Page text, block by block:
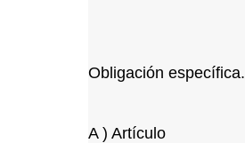
Obligación específica.
A ) Artículo